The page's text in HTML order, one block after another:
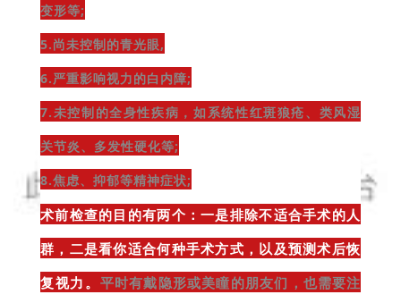
变形等;
5.尚未控制的青光眼,
6.严重影响视力的白内障;
7.未控制的全身性疾病，如系统性红斑狼疮、类风湿
关节炎、多发性硬化等;
8.焦虑、抑郁等精神症状;
术前检查的目的有两个 ：一是排除不适合手术的人
群，二是看你适合何种手术方式，以及预测术后恢
复视力。 平时有戴隐形或美瞳的朋友们，也需要注